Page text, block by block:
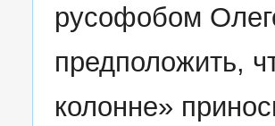
русофобом
предположить,
колонне»